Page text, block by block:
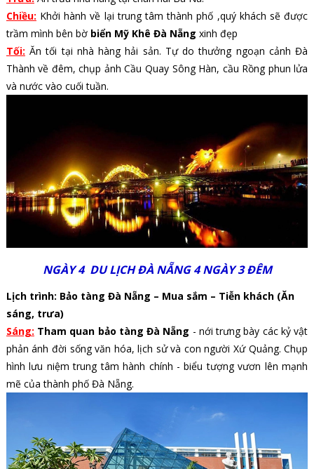
Chiều: Khởi hành về lại trung tâm thành phố ,quý khách sẽ được
trầm mình bên bờ biển Mỹ Khê Đà Nẵng xinh đẹp
Tối: Ăn tối tại nhà hàng hải sản. Tự do thưởng ngoạn cảnh Đà
Thành về đêm, chụp ảnh Cầu Quay Sông Hàn, cầu Rồng phun lửa
và nước vào cuối tuần.
NGÀY 4 DU LỊCH ĐÀ NẴNG 4 NGÀY 3 ĐÊM
Lịch trình: Bảo tàng Đà Nẵng – Mua sắm – Tiễn khách (Ăn
sáng, trưa)
Sáng: Tham quan bảo tàng Đà Nẵng - nới trưng bày các kỷ vật
phản ánh đời sống văn hóa, lịch sử và con người Xứ Quảng. Chụp
hình lưu niệm trung tâm hành chính - biểu tượng vươn lên mạnh
mẽ của thành phố Đà Nẵng.